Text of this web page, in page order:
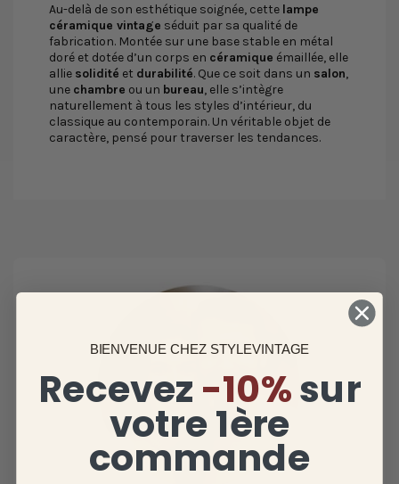
Au-delà de son esthétique soignée, cette lampe
céramique vintage séduit par sa qualité de
fabrication. Montée sur une base stable en métal
doré et dotée d’un corps en céramique émaillée, elle
allie solidité et durabilité. Que ce soit dans un salon,
une chambre ou un bureau, elle s’intègre
naturellement à tous les styles d’intérieur, du
classique au contemporain. Un véritable objet de
caractère, pensé pour traverser les tendances.
BIENVENUE CHEZ STYLEVINTAGE
Recevez -10%sur
votre 1ère
commande